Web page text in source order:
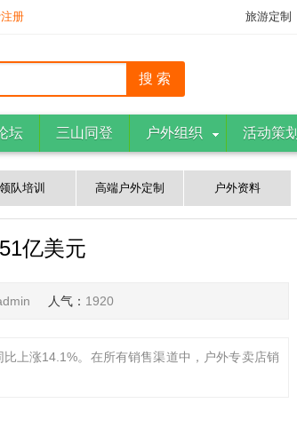
册 旅游定制
坛 三山同登 户外组织 活动策划
领队培训 高端户外定制 户外资料
亿美元
人气： 1920
上涨14.1%。在所有销售渠道中，户外专卖店销